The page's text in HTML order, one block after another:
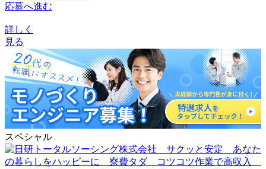
応募へ進む
詳しく
見る
スペシャル